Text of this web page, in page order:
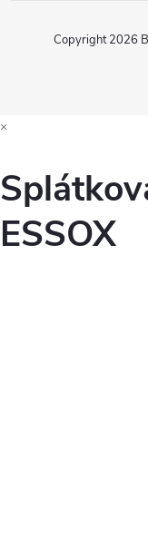
Copyright 2026
×
ESSOX